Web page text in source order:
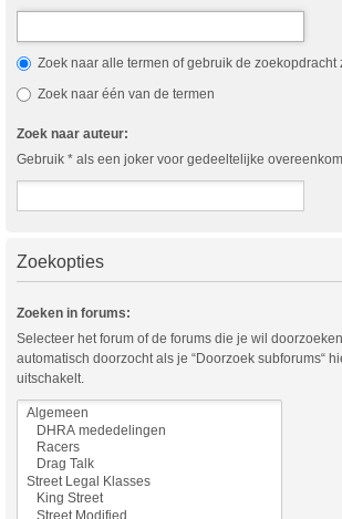
Zoek naar alle termen of gebruik de zoekopdracht
Zoek naar één van de termen
Zoek naar auteur:
Gebruik * als een joker voor gedeeltelijke
Zoekopties
Zoeken in forums:
Selecteer het forum of de forums die je wil
automatisch doorzocht als je “Doorzoek subforums“
uitschakelt.